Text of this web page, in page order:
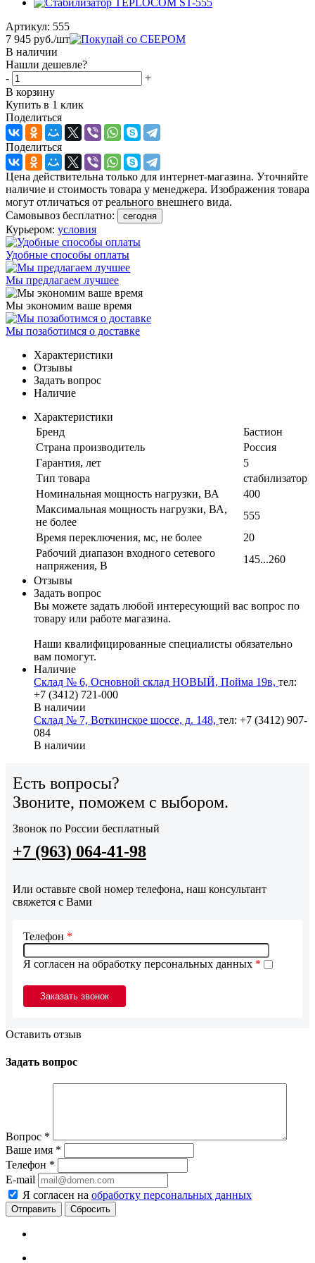
Артикул: 555
7 945 руб./шт
В наличии
Нашли дешевле?
-
+
В корзину
Купить в 1 клик
Поделиться
Поделиться
Цена действительна только для интернет-магазина. Уточняйте
наличие и стоимость товара у менеджера. Изображения товара
могут отличаться от реального внешнего вида.
Самовывоз бесплатно:
сегодня
Курьером: условия
Удобные способы оплаты
Мы предлагаем лучшее
Мы экономим ваше время
Мы позаботимся о доставке
Характеристики
Отзывы
Задать вопрос
Наличие
Характеристики
Бренд
Бастион
Страна производитель
Россия
Гарантия, лет
5
Тип товара
стабилизатор
Номинальная мощность нагрузки, ВА
400
Максимальная мощность нагрузки, ВА,
не более
555
Время переключения, мс, не более
20
Рабочий диапазон входного сетевого
напряжения, В
145...260
Отзывы
Задать вопрос
Вы можете задать любой интересующий вас вопрос по
товару или работе магазина.
Наши квалифицированные специалисты обязательно
вам помогут.
Наличие
Склад № 6, Основной склад НОВЫЙ, Пойма 19в, тел:
+7 (3412) 721-000
В наличии
Склад № 7, Воткинское шоссе, д. 148, тел: +7 (3412) 907-
084
В наличии
Есть вопросы?
Звоните, поможем с выбором.
Звонок по России бесплатный
+7 (963) 064-41-98
Или оставьте свой номер телефона, наш консультант
свяжется с Вами
Я согласен на обработку персональных данных *
Телефон *
Оставить отзыв
Задать вопрос
Вопрос *
Ваше имя *
Телефон *
E-mail
Я согласен на обработку персональных данных
Сбросить